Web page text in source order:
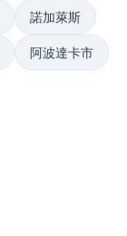
諾加萊斯
阿波達卡市